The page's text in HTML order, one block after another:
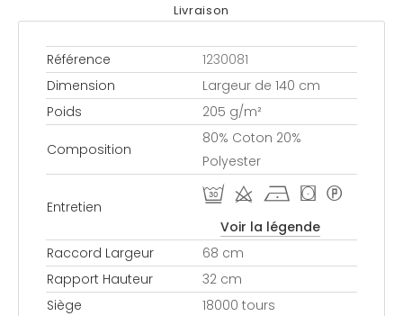
Livraison
Référence
1230081
Dimension
Largeur de 140 cm
Poids
205 g/m²
Composition
80% Coton 20%
Polyester
Entretien
R d h ( *
Voir la légende
Raccord Largeur
68 cm
Rapport Hauteur
32 cm
Siège
18000 tours